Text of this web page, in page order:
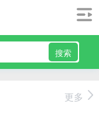
搜索
更多